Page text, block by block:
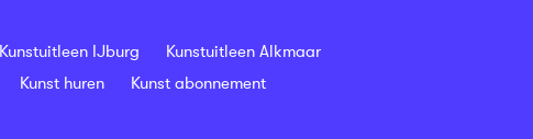
Kunstuitleen IJburg
Kunstuitleen Alkmaar
Kunst huren Kunst abonnement